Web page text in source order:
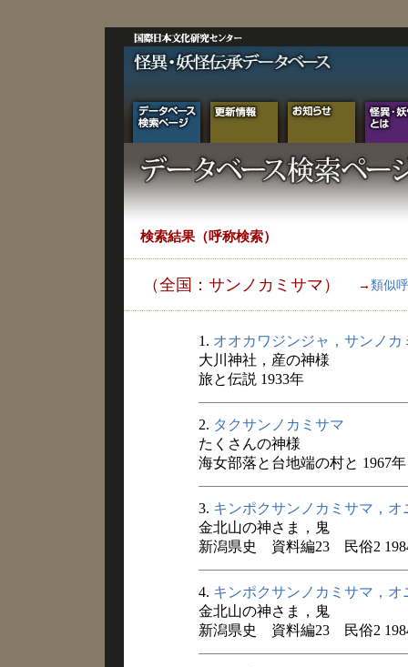
検索結果（呼称検索）
（全国：サンノカミサマ） → 類似
1. オオカワジンジャ，サンノカ
大川神社，産の神様
旅と伝説 1933年
2. タクサンノカミサマ
たくさんの神様
海女部落と台地端の村と 1967年
3. キンポクサンノカミサマ，オ
金北山の神さま，鬼
新潟県史 資料編23 民俗2
4. キンポクサンノカミサマ，オ
金北山の神さま，鬼
新潟県史 資料編23 民俗2